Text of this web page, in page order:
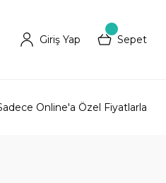
Giriş Yap Sepet
Online'a Özel Fiyatlarla